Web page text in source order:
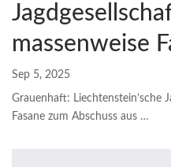
massenweise
Sep 5, 2025
Grauenhaft: Liechtenstein’sche
Fasane zum Abschuss aus …